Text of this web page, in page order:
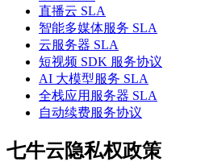
直播云 SLA
智能多媒体服务 SLA
云服务器 SLA
短视频 SDK 服务协议
AI 大模型服务 SLA
全栈应用服务器 SLA
自动续费服务协议
七牛云隐私权政策